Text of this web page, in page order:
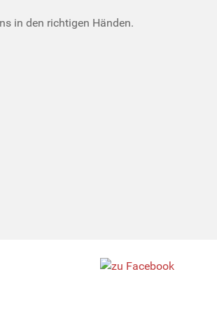
in den richtigen Händen.